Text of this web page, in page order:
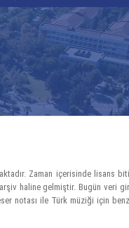
Zaman içerisinde lisans
haline gelmiştir. Bugün veri
notası ile Türk müziği için